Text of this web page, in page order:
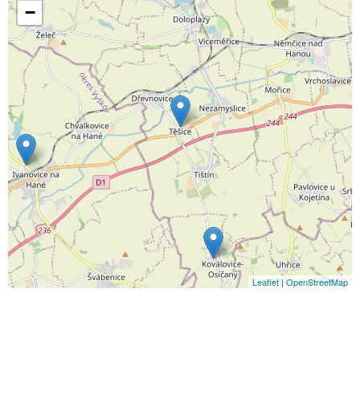
−
Leaflet | OpenStreetMap